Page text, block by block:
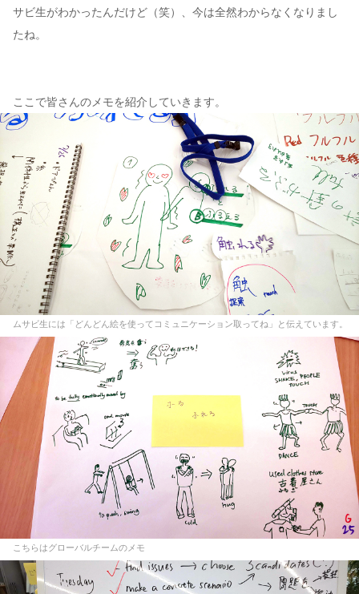
サビ生がわかったんだけど（笑）、今は全然わからなくなりまし
たね。
ここで皆さんのメモを紹介していきます。
ムサビ生には「どんどん絵を使ってコミュニケーション取ってね」と伝えています。
こちらはグローバルチームのメモ